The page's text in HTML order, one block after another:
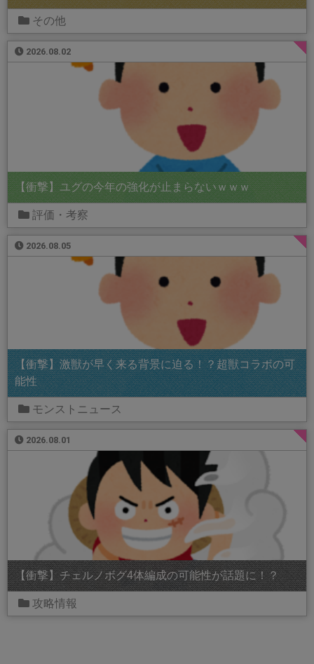
その他
2026.08.02
【衝撃】ユグの今年の強化が止まらないｗｗｗ
評価・考察
2026.08.05
【衝撃】激獣が早く来る背景に迫る！？超獣コラボの可
能性
モンストニュース
2026.08.01
【衝撃】チェルノボグ4体編成の可能性が話題に！？
攻略情報